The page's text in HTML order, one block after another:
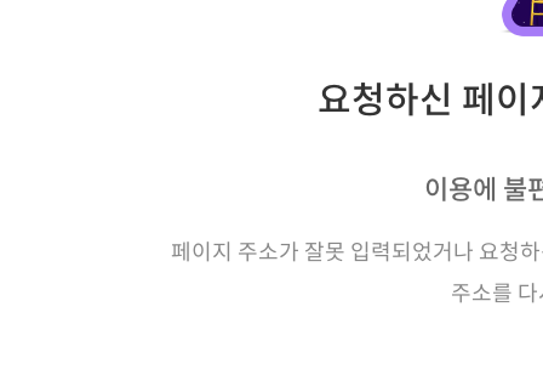
요청하신 페
이용에 불
페이지 주소가 잘못 입력되었거나 요청
주소를